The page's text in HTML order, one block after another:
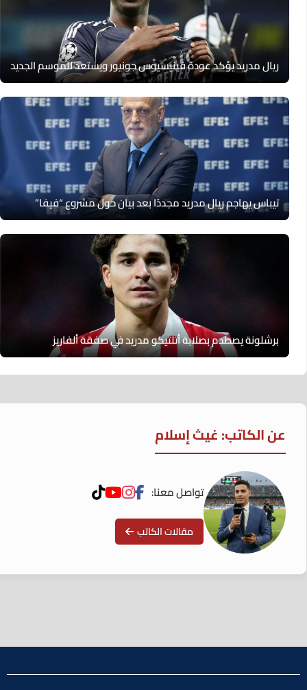
ريال مدريد يؤكد عودة فينيسيوس جونيور ويستعد للموسم الجديد
تيباس يهاجم ريال مدريد مجددًا بعد بيان حول مشروع “فيفا”
برشلونة يصطدم بصلابة أتلتيكو مدريد في صفقة ألفاريز
عن الكاتب: غيث إسلام
تواصل معنا:
مقالات الكاتب